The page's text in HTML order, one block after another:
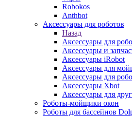
Robokos
Anthbot
Аксессуары для роботов
Назад
Аксессуары для
Аксессуары и
Аксессуары iRobot
Аксессуары для
Аксессуары для
Аксессуары Xbot
Аксессуары для
Роботы-мойщики окон
Роботы для бассейнов